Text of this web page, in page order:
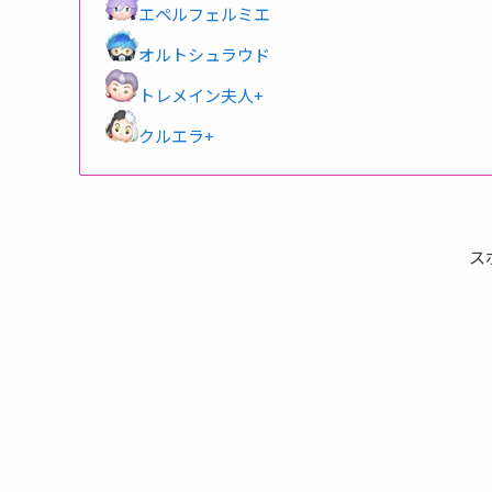
エペルフェルミエ
オルトシュラウド
トレメイン夫人+
クルエラ+
ス